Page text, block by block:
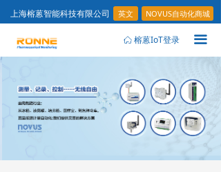
끀
ꀇ 榕蒽IoT登录
ꀇ 榕蒽IoT登录
NOVUS自动化商城
上海榕蒽智能科技有限公司 英文